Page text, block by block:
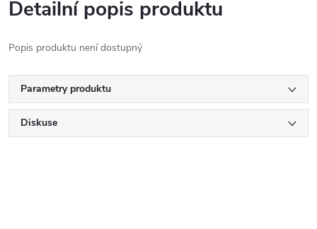
Detailní popis produktu
Popis produktu není dostupný
Parametry produktu
Diskuse